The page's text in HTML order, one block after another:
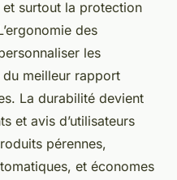
surtout la protection
des
les
meilleur rapport
La durabilité devient
et avis d’utilisateurs
pérennes,
et économes